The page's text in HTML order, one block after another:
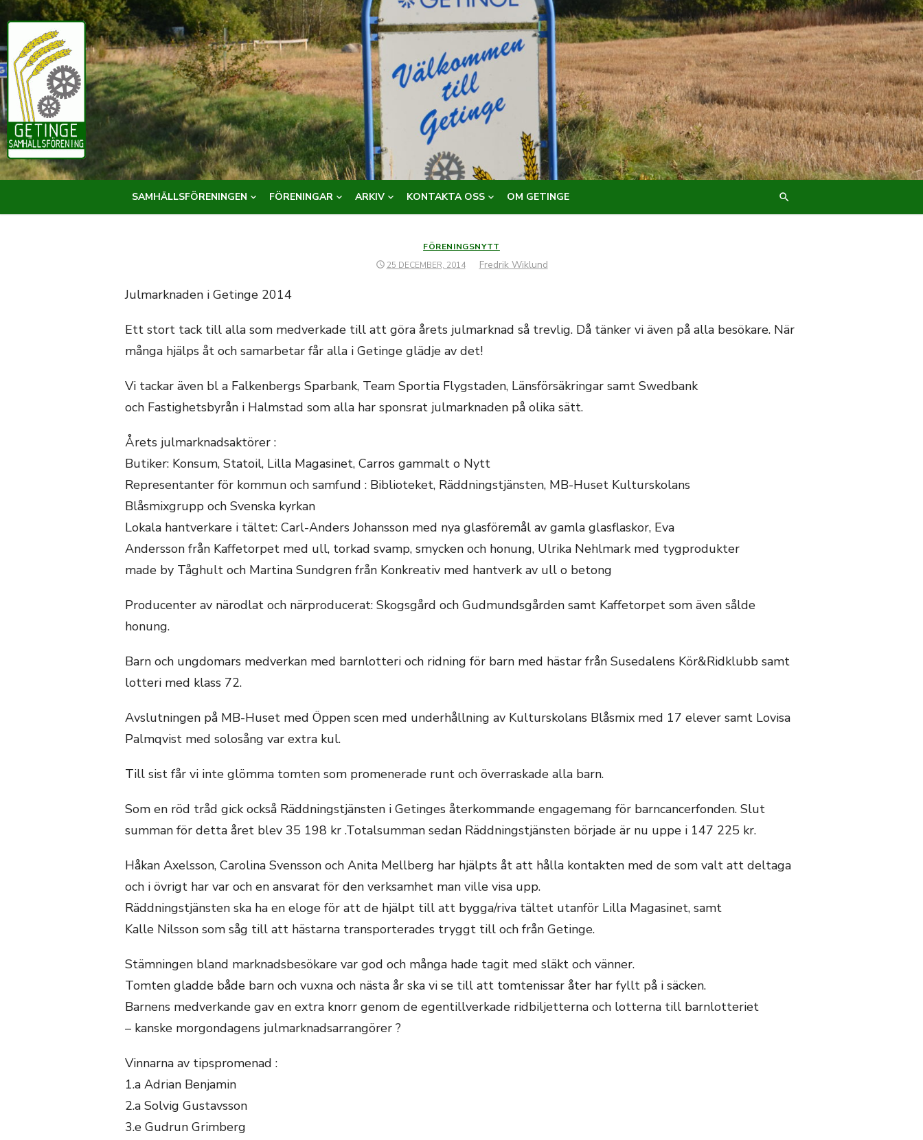
Hoppa
till
innehåll
SAMHÄLLSFÖRENINGEN FÖRENINGAR ARKIV KONTAKTA OSS OM GETINGE
FÖRENINGSNYTT
PUBLICERAT
25 DECEMBER, 2014 Författare
Fredrik Wiklund
Julmarknaden i Getinge 2014
Ett stort tack till alla som medverkade till att göra årets julmarknad så trevlig. Då tänker vi även på alla besökare. När
många hjälps åt och samarbetar får alla i Getinge glädje av det!
Vi tackar även bl a Falkenbergs Sparbank, Team Sportia Flygstaden, Länsförsäkringar samt Swedbank
och Fastighetsbyrån i Halmstad som alla har sponsrat julmarknaden på olika sätt.
Årets julmarknadsaktörer :
Butiker: Konsum, Statoil, Lilla Magasinet, Carros gammalt o Nytt
Representanter för kommun och samfund : Biblioteket, Räddningstjänsten, MB-Huset Kulturskolans
Blåsmixgrupp och Svenska kyrkan
Lokala hantverkare i tältet: Carl-Anders Johansson med nya glasföremål av gamla glasflaskor, Eva
Andersson från Kaffetorpet med ull, torkad svamp, smycken och honung, Ulrika Nehlmark med tygprodukter
made by Tåghult och Martina Sundgren från Konkreativ med hantverk av ull o betong
Producenter av närodlat och närproducerat: Skogsgård och Gudmundsgården samt Kaffetorpet som även sålde
honung.
Barn och ungdomars medverkan med barnlotteri och ridning för barn med hästar från Susedalens Kör&Ridklubb samt
lotteri med klass 72.
Avslutningen på MB-Huset med Öppen scen med underhållning av Kulturskolans Blåsmix med 17 elever samt Lovisa
Palmqvist med solosång var extra kul.
Till sist får vi inte glömma tomten som promenerade runt och överraskade alla barn.
Som en röd tråd gick också Räddningstjänsten i Getinges återkommande engagemang för barncancerfonden. Slut
summan för detta året blev 35 198 kr .Totalsumman sedan Räddningstjänsten började är nu uppe i 147 225 kr.
Håkan Axelsson, Carolina Svensson och Anita Mellberg har hjälpts åt att hålla kontakten med de som valt att deltaga
och i övrigt har var och en ansvarat för den verksamhet man ville visa upp.
Räddningstjänsten ska ha en eloge för att de hjälpt till att bygga/riva tältet utanför Lilla Magasinet, samt
Kalle Nilsson som såg till att hästarna transporterades tryggt till och från Getinge.
Stämningen bland marknadsbesökare var god och många hade tagit med släkt och vänner.
Tomten gladde både barn och vuxna och nästa år ska vi se till att tomtenissar åter har fyllt på i säcken.
Barnens medverkande gav en extra knorr genom de egentillverkade ridbiljetterna och lotterna till barnlotteriet
– kanske morgondagens julmarknadsarrangörer ?
Vinnarna av tipspromenad :
1.a Adrian Benjamin
2.a Solvig Gustavsson
3.e Gudrun Grimberg